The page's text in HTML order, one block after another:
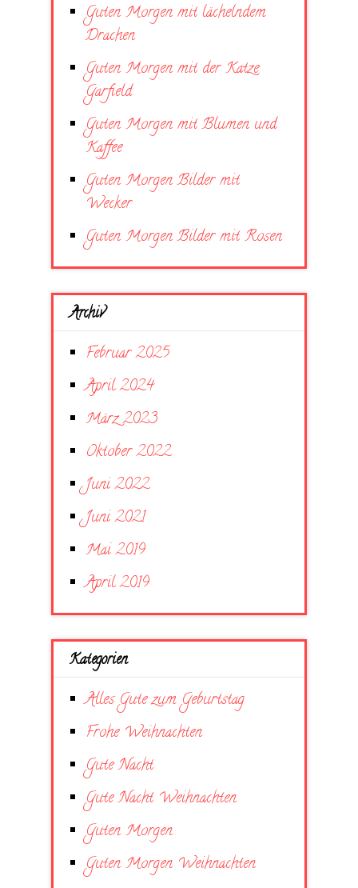
Guten Morgen mit lächelndem
Drachen
Guten Morgen mit der Katze
Garfield
Guten Morgen mit Blumen und
Kaffee
Guten Morgen Bilder mit
Wecker
Guten Morgen Bilder mit Rosen
Archiv
Februar 2025
April 2024
März 2023
Oktober 2022
Juni 2022
Juni 2021
Mai 2019
April 2019
Kategorien
Alles Gute zum Geburtstag
Frohe Weihnachten
Gute Nacht
Gute Nacht Weihnachten
Guten Morgen
Guten Morgen Weihnachten